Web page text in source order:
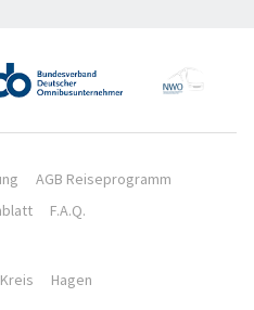
AGB Reiseprogramm
F.A.Q.
Hagen